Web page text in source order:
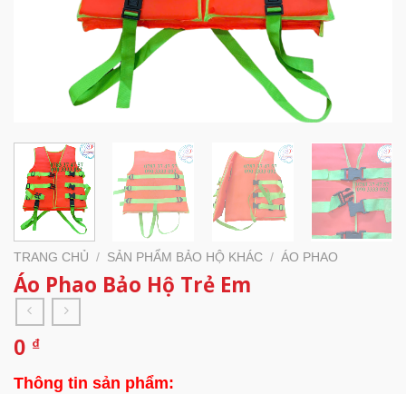
TRANG CHỦ / SẢN PHẨM BẢO HỘ KHÁC / ÁO PHAO
Áo Phao Bảo Hộ Trẻ Em
0 ₫
Thông tin sản phẩm: